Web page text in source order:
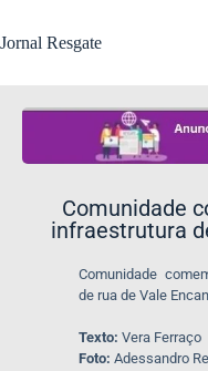
Jornal Resgate
​Comunidade
infraestrutura
​Comunidade
de rua de Vale
Texto: Vera Ferraço
Foto: Adessandro